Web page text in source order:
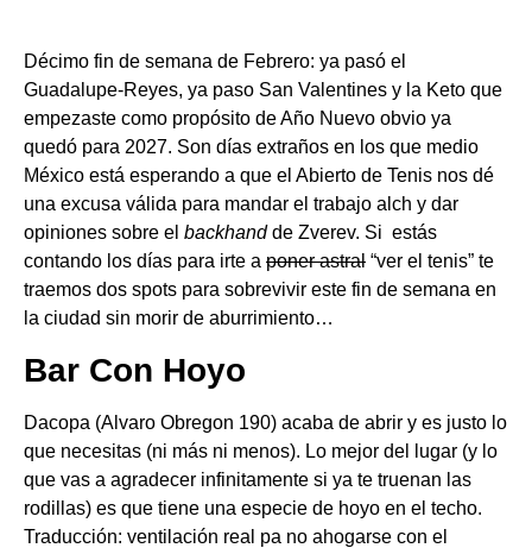
Décimo fin de semana de Febrero: ya pasó el
Guadalupe-Reyes, ya paso San Valentines y la Keto que
empezaste como propósito de Año Nuevo obvio ya
quedó para 2027. Son días extraños en los que medio
México está esperando a que el Abierto de Tenis nos dé
una excusa válida para mandar el trabajo alch y dar
opiniones sobre el backhandde Zverev. Si estás
contando los días para irte a poner astral “ver el tenis” te
traemos dos spots para sobrevivir este fin de semana en
la ciudad sin morir de aburrimiento…
Bar Con Hoyo
Dacopa (Alvaro Obregon 190) acaba de abrir y es justo lo
que necesitas (ni más ni menos). Lo mejor del lugar (y lo
que vas a agradecer infinitamente si ya te truenan las
rodillas) es que tiene una especie de hoyo en el techo.
Traducción: ventilación real pa no ahogarse con el